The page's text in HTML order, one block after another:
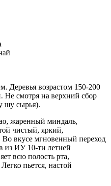
Деревья возрастом 150-200
смотря на верхний сбор
шу сырья).
жаренный миндаль,
чистый, яркий,
Во вкусе мгновенный переход
из ИУ 10-ти летней
всю полость рта,
пьется, настой